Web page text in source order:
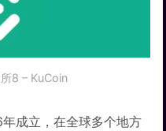
8 – KuCoin
成立，在全球多个地方